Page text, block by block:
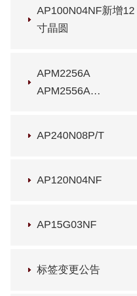
AP100N04NF新增12
寸晶圆
APM2256A
APM2556A
AP240N08P/T
AP120N04NF
AP15G03NF
标签变更公告